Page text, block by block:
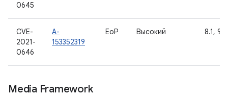
0645
CVE-
2021-
0646
A-
153352319
EoP Высокий 8.1, 9,
Media Framework